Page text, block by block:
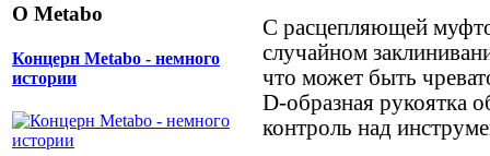
О Metabo
Концерн Metabo - немного
истории
С расцепляющей
случайном
что может быть
D-образная рукоятка
контроль над